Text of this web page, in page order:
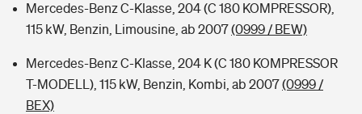
Mercedes-Benz C-Klasse, 204 (C 180 KOMPRESSOR),
115 kW, Benzin, Limousine, ab 2007(0999 / BEW)
Mercedes-Benz C-Klasse, 204 K (C 180 KOMPRESSOR
T-MODELL), 115 kW, Benzin, Kombi, ab 2007(0999 /
BEX)